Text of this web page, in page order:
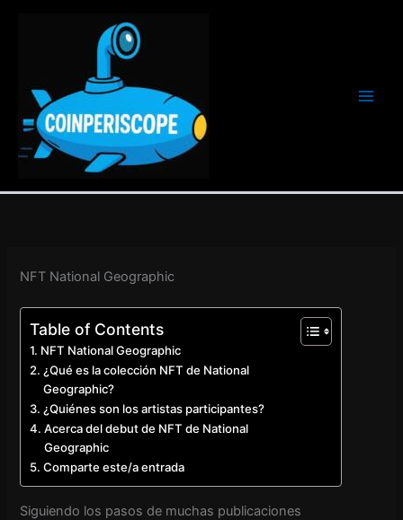
NFT National Geographic
Table of Contents
NFT National Geographic
¿Qué es la colección NFT de National
Geographic?
¿Quiénes son los artistas participantes?
Acerca del debut de NFT de National
Geographic
Comparte este/a entrada
Siguiendo los pasos de muchas publicaciones